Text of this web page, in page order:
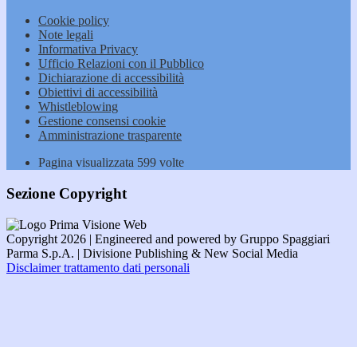
Cookie policy
Note legali
Informativa Privacy
Ufficio Relazioni con il Pubblico
Dichiarazione di accessibilità
Obiettivi di accessibilità
Whistleblowing
Gestione consensi cookie
Amministrazione trasparente
Pagina visualizzata 599 volte
Sezione Copyright
Copyright 2026 | Engineered and powered by Gruppo Spaggiari
Parma S.p.A. | Divisione Publishing & New Social Media
Disclaimer trattamento dati personali